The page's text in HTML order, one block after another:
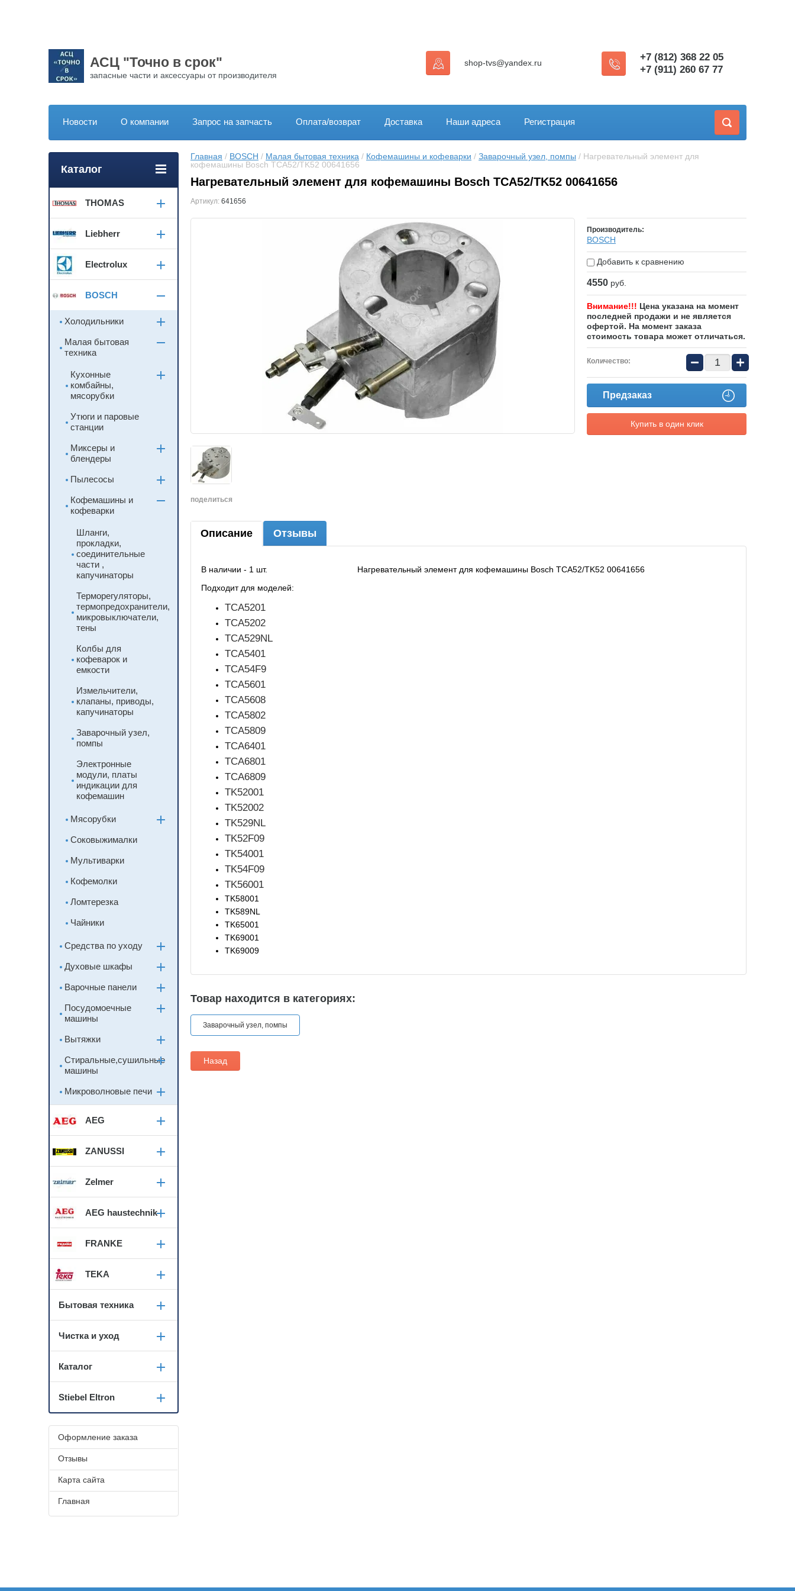
АСЦ "Точно в срок"
запасные части и аксессуары от производителя
+7 (812) 368 22 05
+7 (911) 260 67 77
shop-tvs@yandex.ru
Новости О компании Запрос на запчасть Оплата/возврат Доставка Наши адреса Регистрация
Главная / BOSCH / Малая бытовая техника / Кофемашины и кофеварки / Заварочный узел, помпы / Нагревательный элемент для
кофемашины Bosch TCA52/TK52 00641656
Нагревательный элемент для кофемашины Bosch TCA52/TK52 00641656
Артикул: 641656
поделиться
Производитель:
BOSСH
Добавить к сравнению
4550 руб.
Внимание!!! Цена указана на момент
последней продажи и не является
офертой. На момент заказа
стоимость товара может отличаться.
Количество: − +
Предзаказ
Купить в один клик
Описание Отзывы
В наличии - 1 шт. Нагревательный элемент для кофемашины Bosch TCA52/TK52 00641656
Подходит для моделей:
TCA5201
TCA5202
TCA529NL
TCA5401
TCA54F9
TCA5601
TCA5608
TCA5802
TCA5809
TCA6401
TCA6801
TCA6809
TK52001
TK52002
TK529NL
TK52F09
TK54001
TK54F09
TK56001
TK58001
TK589NL
TK65001
TK69001
TK69009
Товар находится в категориях:
Заварочный узел, помпы
Назад
Каталог
THOMAS
Liebherr
Electrolux
BOSCH
Холодильники
Малая бытовая
техника
Кухонные
комбайны,
мясорубки
Утюги и паровые
станции
Миксеры и
блендеры
Пылесосы
Кофемашины и
кофеварки
Шланги,
прокладки,
соединительные
части ,
капучинаторы
Терморегуляторы,
термопредохранители,
микровыключатели,
тены
Колбы для
кофеварок и
емкости
Измельчители,
клапаны, приводы,
капучинаторы
Заварочный узел,
помпы
Электронные
модули, платы
индикации для
кофемашин
Мясорубки
Соковыжималки
Мультиварки
Кофемолки
Ломтерезка
Чайники
Средства по уходу
Духовые шкафы
Варочные панели
Посудомоечные
машины
Вытяжки
Стиральные,сушильные
машины
Микроволновые печи
AEG
ZANUSSI
Zelmer
AEG haustechnik
FRANKE
TEKA
Бытовая техника
Чистка и уход
Каталог
Stiebel Eltron
Оформление заказа
Отзывы
Карта сайта
Главная